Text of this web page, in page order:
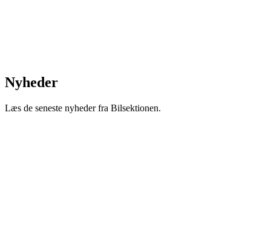
Nyheder
Læs de seneste nyheder fra Bilsektionen.